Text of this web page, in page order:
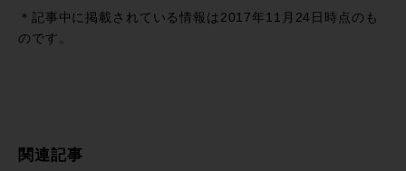
＊記事中に掲載されている情報は2017年11月24日時点のも
のです。
関連記事